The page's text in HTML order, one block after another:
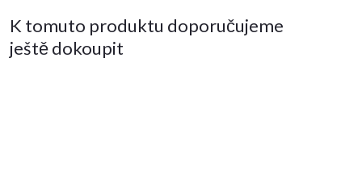
K tomuto produktu doporučujeme
ještě dokoupit